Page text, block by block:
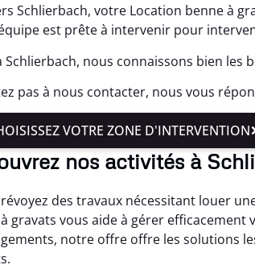
Schlierbach, votre Location benne à
est prête à intervenir pour
Schlierbach, nous connaissons bien les
pas à nous contacter, nous vous
VOTRE ZONE D'INTERVENTION
nos activités à
des travaux nécessitant louer
gravats vous aide à gérer
notre offre offre les solutions